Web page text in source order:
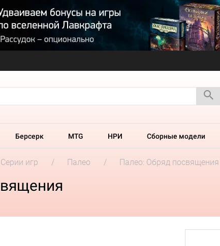
Берсерк MTG НРИ Сборные модели
Серии игр Палео Палео: Обряд посвящения